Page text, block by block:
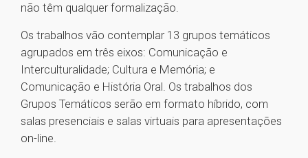
não têm qualquer formalização.
Os trabalhos vão contemplar 13 grupos temáticos
agrupados em três eixos: Comunicação e
Interculturalidade; Cultura e Memória; e
Comunicação e História Oral. Os trabalhos dos
Grupos Temáticos serão em formato híbrido, com
salas presenciais e salas virtuais para apresentações
on-line.